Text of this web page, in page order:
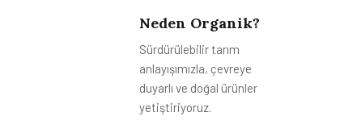
Neden Organik?
Sürdürülebilir tarım
anlayışımızla, çevreye
duyarlı ve doğal ürünler
yetiştiriyoruz.